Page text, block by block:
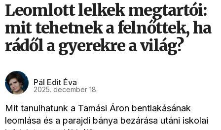
Leomlott lelkek megtartói:
mit tehetnek a felnőttek, ha
rádől a gyerekre a világ?
Pál Edit Éva
2025. december 18.
Mit tanulhatunk a Tamási Áron bentlakásának
leomlása és a parajdi bánya bezárása utáni iskolai